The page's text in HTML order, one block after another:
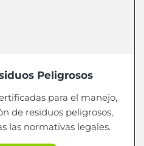
Peligrosos
para el manejo,
de residuos peligrosos,
las normativas legales.